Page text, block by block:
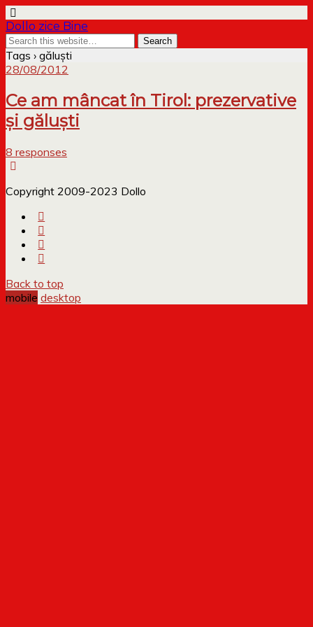
Dollo zice Bine
Tags › găluşti
28/08/2012
Ce am mâncat în Tirol: prezervative
şi găluşti
8 responses
Copyright 2009-2023 Dollo
Back to top
mobile desktop